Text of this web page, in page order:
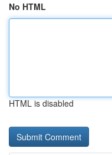
No HTML
HTML is disabled